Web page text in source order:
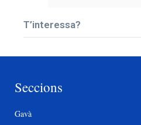
T’interessa?
Seccions
Gavà